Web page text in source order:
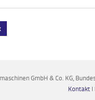
GmbH & Co. KG,
Kontakt